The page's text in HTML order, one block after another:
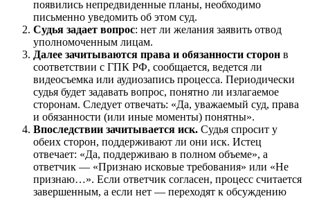
появились непредвиденные планы, необходимо
письменно уведомить об этом суд.
Судья задает вопрос: нет ли желания заявить отвод
уполномоченным лицам.
Далее зачитываются права и обязанности сторон в
соответствии с ГПК РФ, сообщается, ведется ли
видеосъемка или аудиозапись процесса. Периодически
судья будет задавать вопрос, понятно ли излагаемое
сторонам. Следует отвечать: «Да, уважаемый суд, права
и обязанности (или иные моменты) понятны».
Впоследствии зачитывается иск. Судья спросит у
обеих сторон, поддерживают ли они иск. Истец
отвечает: «Да, поддерживаю в полном объеме», а
ответчик — «Признаю исковые требования» или «Не
признаю…». Если ответчик согласен, процесс считается
завершенным, а если нет — переходят к обсуждению